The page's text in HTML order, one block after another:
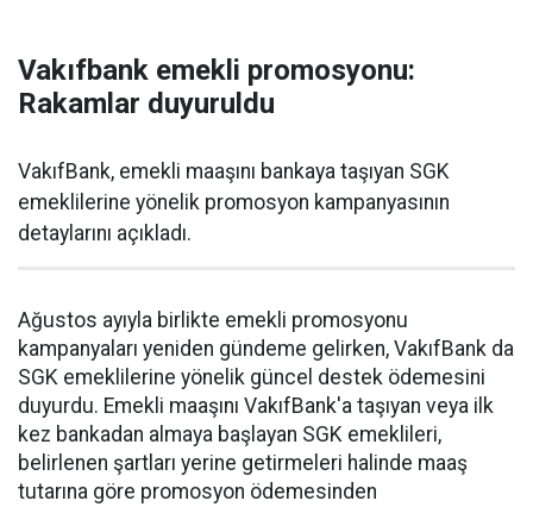
Vakıfbank emekli promosyonu:
Rakamlar duyuruldu
VakıfBank, emekli maaşını bankaya taşıyan SGK
emeklilerine yönelik promosyon kampanyasının
detaylarını açıkladı.
Ağustos ayıyla birlikte emekli promosyonu
kampanyaları yeniden gündeme gelirken, VakıfBank da
SGK emeklilerine yönelik güncel destek ödemesini
duyurdu. Emekli maaşını VakıfBank'a taşıyan veya ilk
kez bankadan almaya başlayan SGK emeklileri,
belirlenen şartları yerine getirmeleri halinde maaş
tutarına göre promosyon ödemesinden